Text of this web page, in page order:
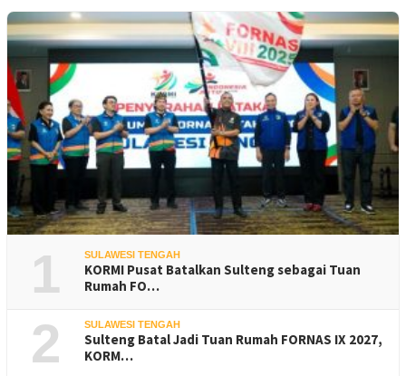
1 SULAWESI TENGAH
KORMI Pusat Batalkan Sulteng sebagai Tuan
Rumah FO…
2 SULAWESI TENGAH
Sulteng Batal Jadi Tuan Rumah FORNAS IX 2027,
KORM…